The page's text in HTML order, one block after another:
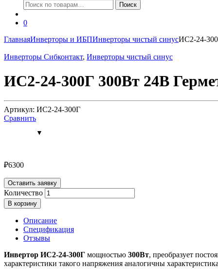
Искать:
Поиск
0
ГлавнаяИнверторы и ИБПИнверторы чистый синусИС2-24-
Инверторы Сибконтакт, Инверторы чистый синус
ИС2-24-300Г 300Вт 24В
Артикул: ИС2-24-300Г
Сравнить
₽6300
Оставить заявку
Количество
В корзину
Описание
Спецификация
Отзывы
Инвертор ИС2-24-300Г мощностью 300Вт, преобразует
характеристики такого напряжения аналогичны